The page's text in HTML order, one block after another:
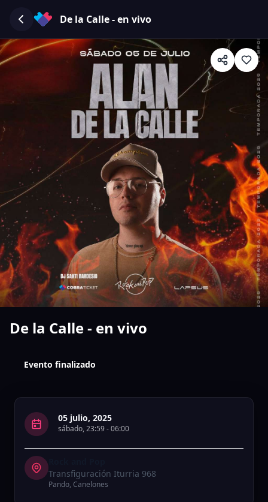
De la Calle - en vivo
De la Calle - en vivo
Evento finalizado
05 julio, 2025
sábado,23:59-06:00
Transfiguración Iturria 968
Pando, Canelones